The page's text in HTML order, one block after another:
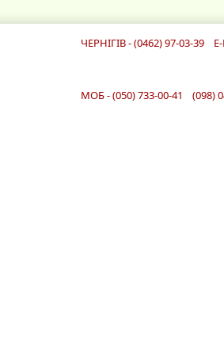
ЧЕРНІГІВ - (0462) 97-03-39
МОБ - (050) 733-00-41 (098)